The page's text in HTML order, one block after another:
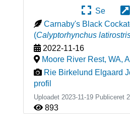
Se
Carnaby's Black
(Calyptorhynchus
2022-11-16
Moore River Rest, WA,
Rie Birkelund Elgaard
profil
Uploadet 2023-11-19 Publiceret
893